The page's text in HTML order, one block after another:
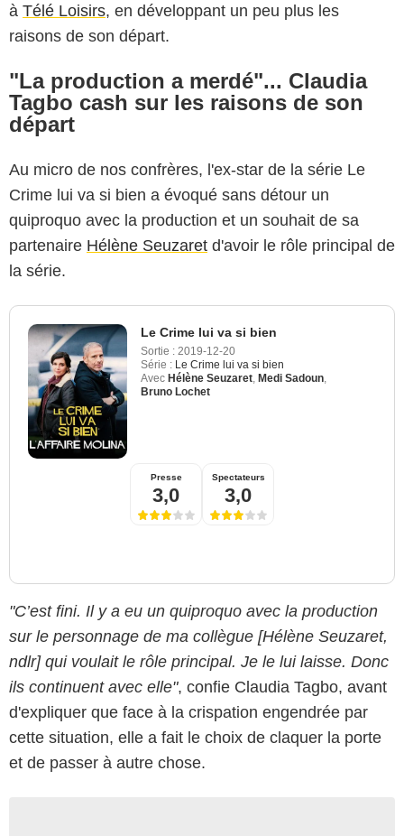
à Télé Loisirs, en développant un peu plus les
raisons de son départ.
"La production a merdé"... Claudia
Tagbo cash sur les raisons de son
départ
Au micro de nos confrères, l'ex-star de la série Le
Crime lui va si bien a évoqué sans détour un
quiproquo avec la production et un souhait de sa
partenaire Hélène Seuzaret d'avoir le rôle principal de
la série.
Le Crime lui va si bien
Sortie : 2019-12-20
Série : Le Crime lui va si bien
Avec Hélène Seuzaret Medi Sadoun
Bruno Lochet
Presse
3,0
Spectateurs
3,0
"C’est fini. Il y a eu un quiproquo avec la production
sur le personnage de ma collègue [Hélène Seuzaret,
ndlr] qui voulait le rôle principal. Je le lui laisse. Donc
ils continuent avec elle", confie Claudia Tagbo, avant
d'expliquer que face à la crispation engendrée par
cette situation, elle a fait le choix de claquer la porte
et de passer à autre chose.